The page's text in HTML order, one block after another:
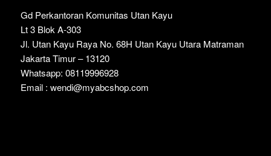
Gd Perkantoran Komunitas Utan Kayu
Lt 3 Blok A-303
Jl. Utan Kayu Raya No. 68H Utan Kayu Utara Matraman
Jakarta Timur – 13120
Whatsapp: 08119996928
Email : wendi@myabcshop.com